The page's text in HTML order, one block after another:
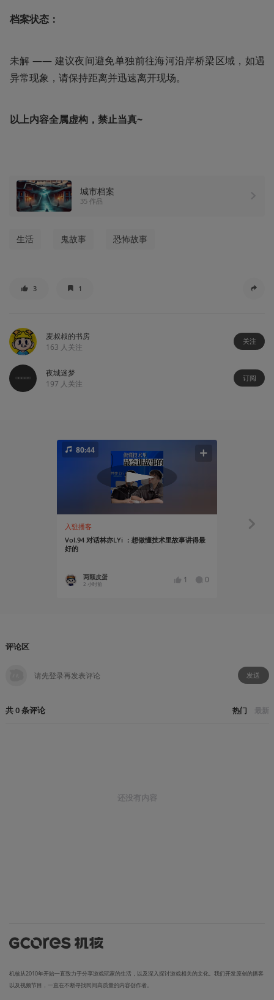
档案状态：
未解 —— 建议夜间避免单独前往海河沿岸桥梁区域，如遇
异常现象，请保持距离并迅速离开现场。
以上内容全属虚构，禁止当真~
城市档案
35 作品
生活 鬼故事 恐怖故事
3 1
麦叔叔的书房
163 人关注
关注
夜城迷梦
197 人关注
订阅
80:44
入驻播客
Vol.94 对话林亦LYi ：想做懂技术里故事讲得最
好的
两颗皮蛋
2 小时前 1 0
入驻播客
评论区
发送
共0条评论 热门 最新
还没有内容
机核从2010年开始一直致力于分享游戏玩家的生活，以及深入探讨游戏相关的文化。我们开发原创的播客
以及视频节目，一直在不断寻找民间高质量的内容创作者。